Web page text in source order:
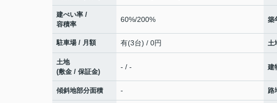
建ぺい率 /
容積率
60%/200% 築
駐車場 / 月額 有(3台) / 0円 土
土地
(敷金 / 保証金)
- / - 建
傾斜地部分面積 - 路